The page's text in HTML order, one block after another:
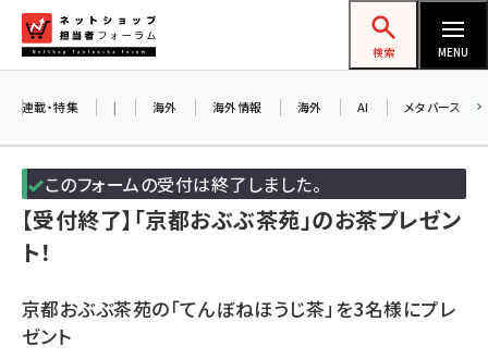
ン
ネットショップ担当者フォーラム
検索 MENU
連載・特集 | 海外 海外情報 海外 AI メタバース
このフォームの受付は終了しました。
【受付終了】「京都おぶぶ茶苑」のお茶プレゼン
ト！
京都おぶぶ茶苑の「てんぼねほうじ茶」を3名様にプレ
ゼント
AI
交流